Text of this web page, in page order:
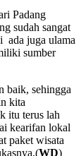
Padang
sudah sangat
ada juga ulama
sumber
baik, sehingga
kita
itu terus lah
kearifan lokal
paket wisata
WD)